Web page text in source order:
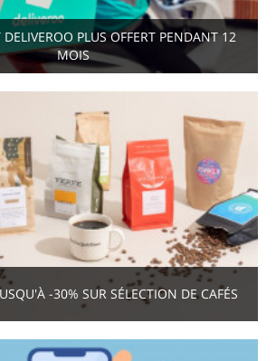
PLUS OFFERT PENDANT 12
MOIS
-30% SUR SÉLECTION DE CAFÉS